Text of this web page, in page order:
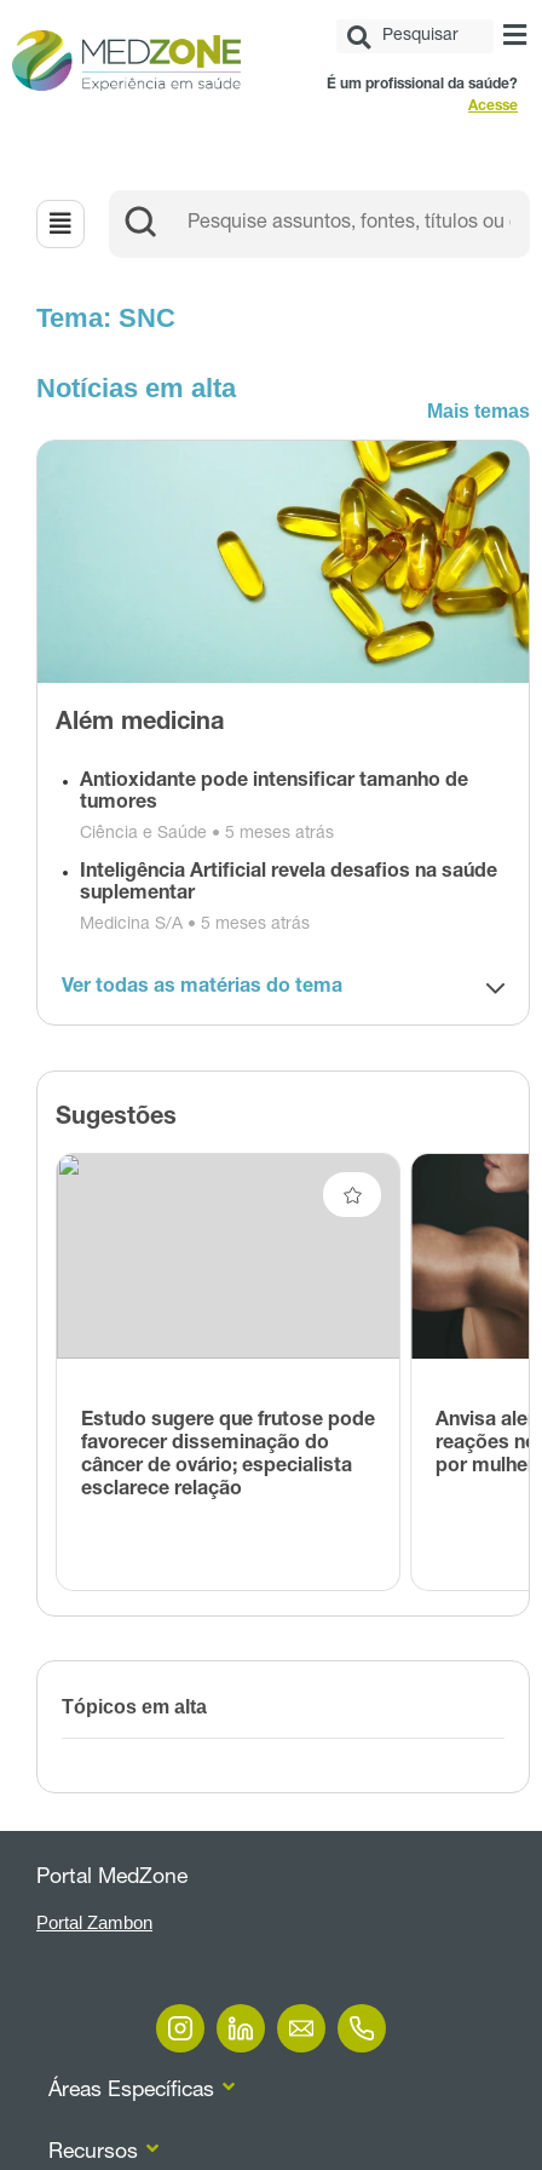
É um profissional da saúde?
Acesse
Tema: SNC
Notícias em alta
Mais temas
Além medicina
Antioxidante pode intensificar tamanho de
tumores
Ciência e Saúde • 5 meses atrás
Inteligência Artificial revela desafios na saúde
suplementar
Medicina S/A • 5 meses atrás
Ver todas as matérias do tema
Sugestões
Estudo sugere que frutose pode
favorecer disseminação do
câncer de ovário; especialista
esclarece relação
Anvisa
reações
por
Tópicos em alta
Portal MedZone
Portal Zambon
Áreas Específicas
Recursos